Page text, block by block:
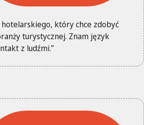
który chce zdobyć
turystycznej. Znam język
z ludźmi.”